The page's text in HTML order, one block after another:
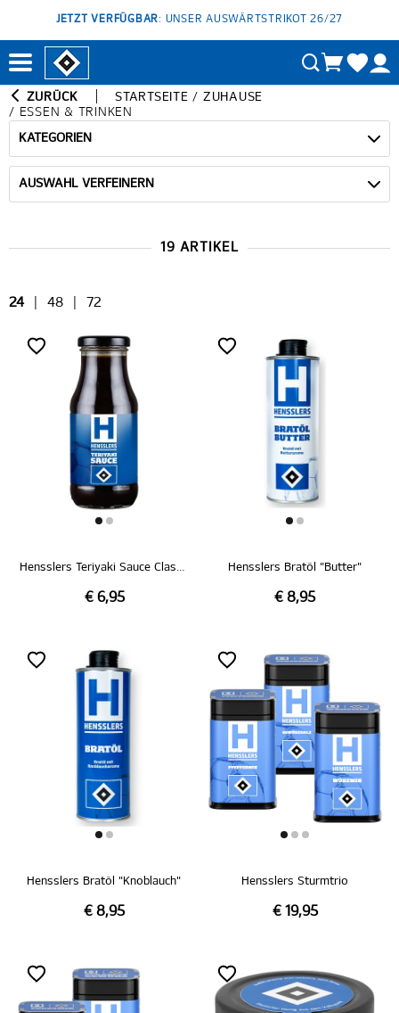
JETZT VERFÜGBAR: UNSER AUSWÄRTSTRIKOT 26/27
ZURÜCK STARTSEITE / ZUHAUSE
/
ESSEN & TRINKEN
KATEGORIEN
AUSWAHL VERFEINERN
19 ARTIKEL
24 48 72
Hensslers Teriyaki Sauce Classic
€ 6,95
Hensslers Bratöl "Butter"
€ 8,95
Hensslers Bratöl "Knoblauch"
€ 8,95
Hensslers Sturmtrio
€ 19,95